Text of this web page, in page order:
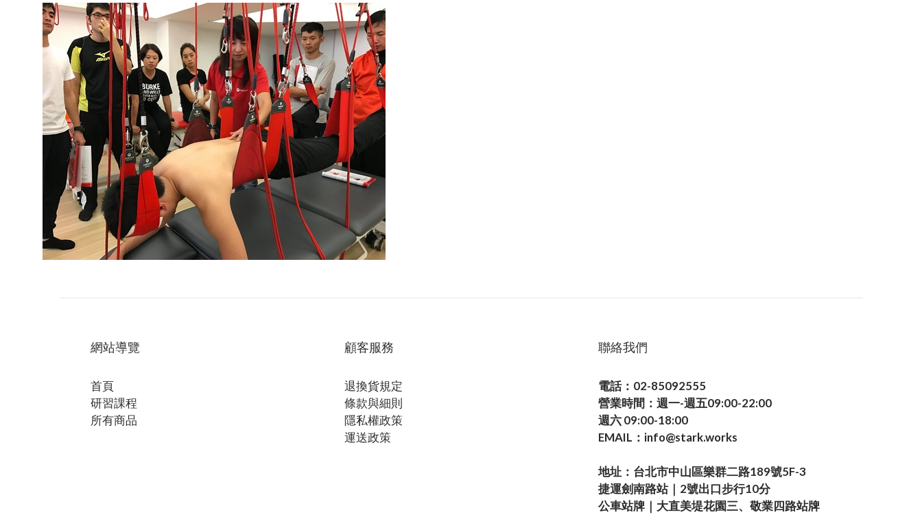
網站導覽
首頁
研習課程
所有商品
顧客服務
退換貨規定
條款與細則
隱私權政策
運送政策
聯絡我們
電話：02-85092555
營業時間：週一-週五09:00-22:00
週六 09:00-18:00
EMAIL：info@stark.works
地址：台北市中山區樂群二路189號5F-3
捷運劍南路站｜2號出口步行10分
公車站牌｜大直美堤花園三、敬業四路站牌